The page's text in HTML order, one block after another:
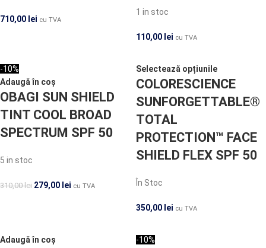
710,00 lei cu TVA
1 in stoc
110,00 lei cu TVA
-10%
Adaugă în coș
OBAGI SUN SHIELD
TINT COOL BROAD
SPECTRUM SPF 50
5 in stoc
310,00lei 279,00 lei cu TVA
Selectează opțiunile
COLORESCIENCE
SUNFORGETTABLE®
TOTAL
PROTECTION™ FACE
SHIELD FLEX SPF 50
În Stoc
350,00 lei cu TVA
Adaugă în coș -10%